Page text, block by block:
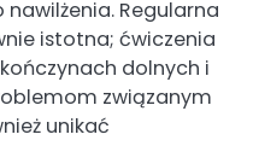
nawilżenia. Regularna
istotna; ćwiczenia
dolnych i
związanym
unikać